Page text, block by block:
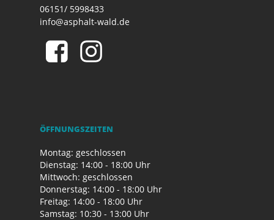
06151/ 5998433
info@asphalt-wald.de
ÖFFNUNGSZEITEN
Montag: geschlossen
Dienstag: 14:00 - 18:00 Uhr
Mittwoch: geschlossen
Donnerstag: 14:00 - 18:00 Uhr
Freitag: 14:00 - 18:00 Uhr
Samstag: 10:30 - 13:00 Uhr